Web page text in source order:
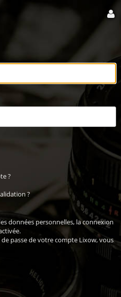
?
?
données personnelles, la connexion
passe de votre compte Lixow, vous